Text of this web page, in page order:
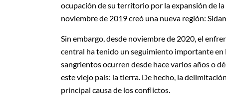
ocupación de su territorio por la expansión de
noviembre de 2019 creó una nueva región:
Sin embargo, desde noviembre de 2020, el
central ha tenido un seguimiento importante
sangrientos ocurren desde hace varios años o
este viejo país: la tierra. De hecho, la
principal causa de los conflictos.